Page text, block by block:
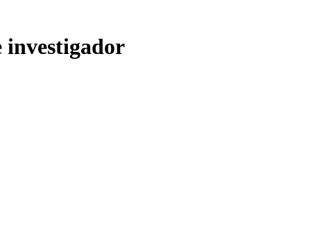
investigador